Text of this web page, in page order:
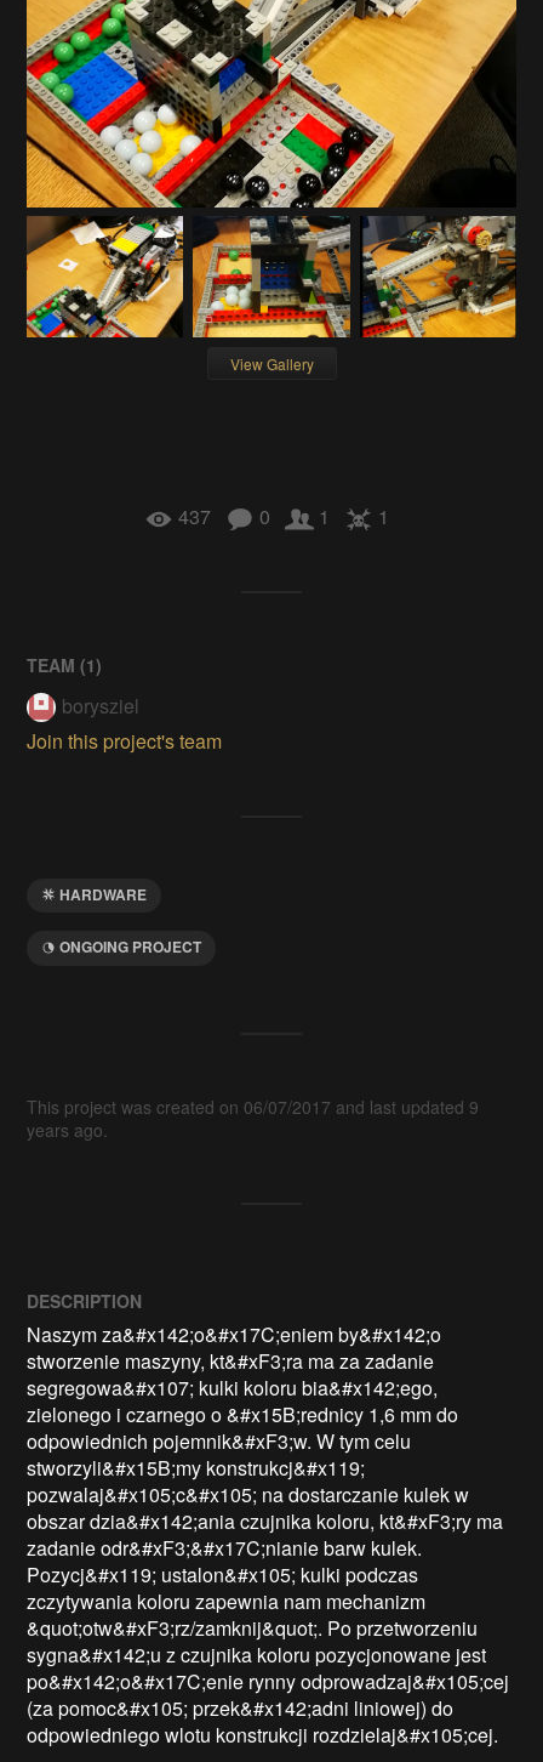
View Gallery
437 0 1 1
TEAM (1)
borysziel
Join this project's team
HARDWARE
ONGOING PROJECT
This project was created on 06/07/2017 and last updated 9
years ago.
DESCRIPTION
Naszym za&#x142;o&#x17C;eniem by&#x142;o
stworzenie maszyny, kt&#xF3;ra ma za zadanie
segregowa&#x107; kulki koloru bia&#x142;ego,
zielonego i czarnego o &#x15B;rednicy 1,6 mm do
odpowiednich pojemnik&#xF3;w. W tym celu
stworzyli&#x15B;my konstrukcj&#x119;
pozwalaj&#x105;c&#x105; na dostarczanie kulek w
obszar dzia&#x142;ania czujnika koloru, kt&#xF3;ry ma
zadanie odr&#xF3;&#x17C;nianie barw kulek.
Pozycj&#x119; ustalon&#x105; kulki podczas
zczytywania koloru zapewnia nam mechanizm
&quot;otw&#xF3;rz/zamknij&quot;. Po przetworzeniu
sygna&#x142;u z czujnika koloru pozycjonowane jest
po&#x142;o&#x17C;enie rynny odprowadzaj&#x105;cej
(za pomoc&#x105; przek&#x142;adni liniowej) do
odpowiedniego wlotu konstrukcji rozdzielaj&#x105;cej.